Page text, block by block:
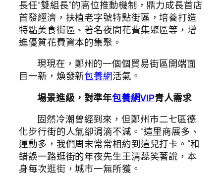
長任“雙組長”的高位推動機制，鼎力成長首店
首發經濟，扶植老字號特點街區，‍‍培養打造
特點美食街區、著名夜間花費集聚區等，增
進優質花費資本的集聚。
現現在，鄭州的一個個貿易街區開端面
目一新，煥發新包養網活氣。
場景進級，對準年包養網VIP青人需求
固然冷潮曾經到來，但鄭州市二七區德
化步行街的人氣卻涓滴不減。“這里商展多、
運動多，我們周末常常相約到這兒打卡。”和
錯誤一路逛街的年夜先生王清蕊笑著說，本
身每次逛街，城市一無所獲。